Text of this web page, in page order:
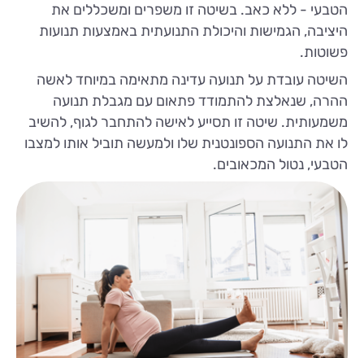
הטבעי - ללא כאב. בשיטה זו משפרים ומשכללים את
היציבה, הגמישות והיכולת התנועתית באמצעות תנועות
פשוטות.
השיטה עובדת על תנועה עדינה מתאימה במיוחד לאשה
ההרה, שנאלצת להתמודד פתאום עם מגבלת תנועה
משמעותית. שיטה זו תסייע לאישה להתחבר לגוף, להשיב
לו את התנועה הספונטנית שלו ולמעשה תוביל אותו למצבו
הטבעי, נטול המכאובים.